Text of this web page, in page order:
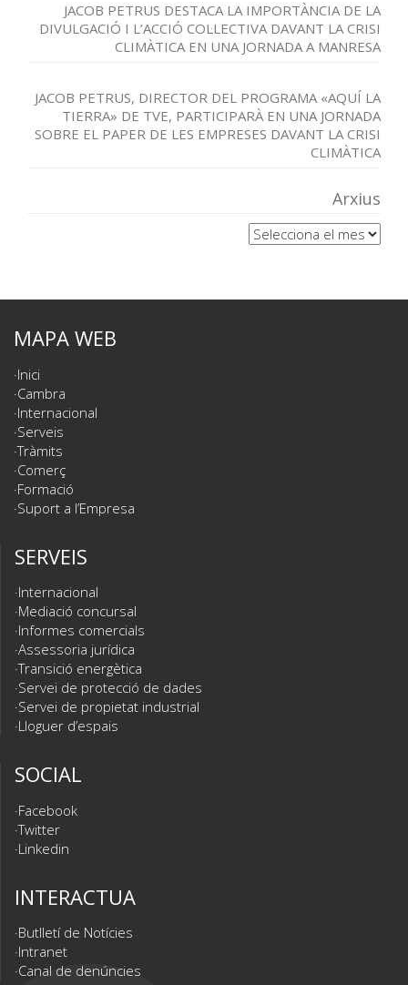
JACOB PETRUS DESTACA LA IMPORTÀNCIA DE LA
DIVULGACIÓ I L’ACCIÓ COL·LECTIVA DAVANT LA CRISI
CLIMÀTICA EN UNA JORNADA A MANRESA
JACOB PETRUS, DIRECTOR DEL PROGRAMA «AQUÍ LA
TIERRA» DE TVE, PARTICIPARÀ EN UNA JORNADA
SOBRE EL PAPER DE LES EMPRESES DAVANT LA CRISI
CLIMÀTICA
Arxius
Arxius
MAPA WEB
Inici
Cambra
Internacional
Serveis
Tràmits
Comerç
Formació
Suport a l’Empresa
SERVEIS
Internacional
Mediació concursal
Informes comercials
Assessoria jurídica
Transició energètica
Servei de protecció de dades
Servei de propietat industrial
Lloguer d’espais
SOCIAL
Facebook
Twitter
Linkedin
INTERACTUA
Butlletí de Notícies
Intranet
Canal de denúncies